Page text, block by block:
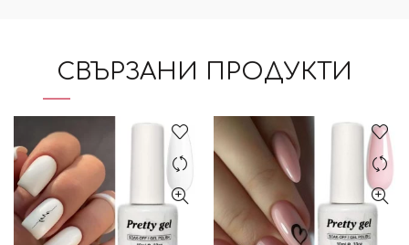
СВЪРЗАНИ ПРОДУКТИ